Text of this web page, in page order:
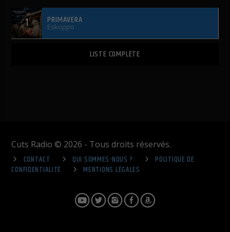
1 PRIMAVERA
Eskoppo
LISTE COMPLÈTE
Cuts Radio © 2026 - Tous droits réservés.
CONTACT
QUI SOMMES-NOUS ?
POLITIQUE DE
CONFIDENTIALITÉ
MENTIONS LÉGALES